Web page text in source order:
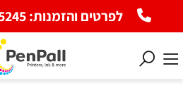
לפרטים והזמנות: